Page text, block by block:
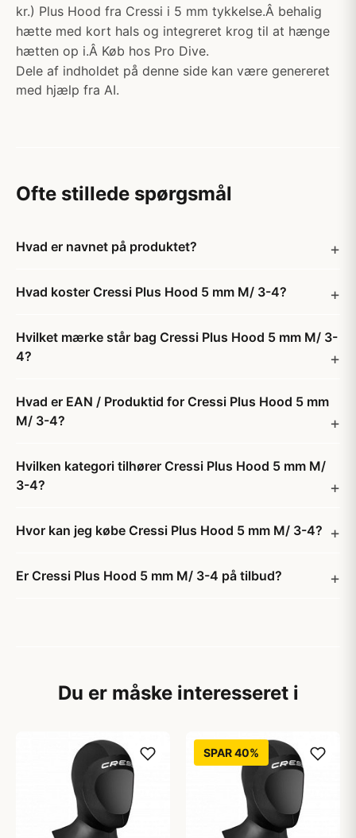
kr.) Plus Hood fra Cressi i 5 mm tykkelse.Â behalig
hætte med kort hals og integreret krog til at hænge
hætten op i.Â Køb hos Pro Dive.
Dele af indholdet på denne side kan være genereret
med hjælp fra AI.
Ofte stillede spørgsmål
Hvad er navnet på produktet?
Hvad koster Cressi Plus Hood 5 mm M/ 3-4?
Hvilket mærke står bag Cressi Plus Hood 5 mm M/ 3-
4?
Hvad er EAN / Produktid for Cressi Plus Hood 5 mm
M/ 3-4?
Hvilken kategori tilhører Cressi Plus Hood 5 mm M/
3-4?
Hvor kan jeg købe Cressi Plus Hood 5 mm M/ 3-4?
Er Cressi Plus Hood 5 mm M/ 3-4 på tilbud?
Du er måske interesseret i
SPAR 40%